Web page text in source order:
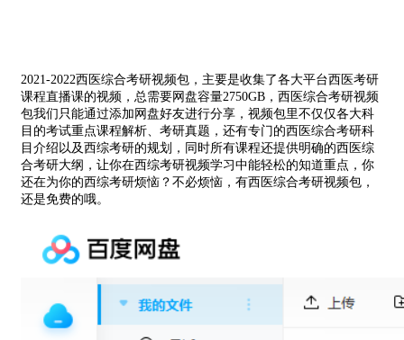
2021-2022西医综合考研视频包，主要是收集了各大平台西医考研
课程直播课的视频，总需要网盘容量2750GB，西医综合考研视频
包我们只能通过添加网盘好友进行分享，视频包里不仅仅各大科
目的考试重点课程解析、考研真题，还有专门的西医综合考研科
目介绍以及西综考研的规划，同时所有课程还提供明确的西医综
合考研大纲，让你在西综考研视频学习中能轻松的知道重点，你
还在为你的西综考研烦恼？不必烦恼，有西医综合考研视频包，
还是免费的哦。